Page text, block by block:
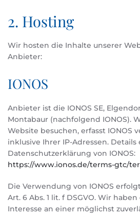
2. Hosting
Wir hosten die Inhalte unserer
Anbieter:
IONOS
Anbieter ist die IONOS SE,
Montabaur (nachfolgend IONOS).
Website besuchen, erfasst IONOS
inklusive Ihrer IP-Adressen.
Datenschutzerklärung von IONOS:
https://www.ionos.de/terms-gtc/
Die Verwendung von IONOS
Art. 6 Abs. 1 lit. f DSGVO. Wir
Interesse an einer möglichst